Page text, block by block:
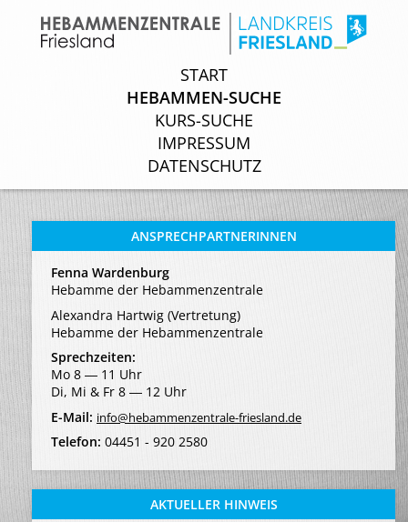
START
HEBAMMEN-SUCHE
KURS-SUCHE
IMPRESSUM
DATENSCHUTZ
START
HEBAMMEN-SUCHE
KURS-SUCHE
IMPRESSUM
DATENSCHUTZ
ANSPRECHPARTNERINNEN
Fenna Wardenburg
Hebamme der Hebammenzentrale
Alexandra Hartwig (Vertretung)
Hebamme der Hebammenzentrale
Sprechzeiten:
Mo 8 ― 11 Uhr
Di, Mi & Fr 8 ― 12 Uhr
E-Mail: info@hebammenzentrale-friesland.de
Telefon: 04451 - 920 2580
AKTUELLER HINWEIS